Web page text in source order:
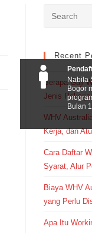
Recent
Berapa Gaji
Jenis
WHV
Kerja, dan
Cara Daftar
Syarat, Alur
Biaya WHV
yang Perlu
Apa Itu
Nabila
Bogor
Bulan